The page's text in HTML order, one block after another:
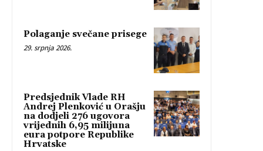
Polaganje svečane prisege
29. srpnja 2026.
Predsjednik Vlade RH
Andrej Plenković u Orašju
na dodjeli 276 ugovora
vrijednih 6,95 milijuna
eura potpore Republike
Hrvatske